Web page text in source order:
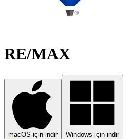
RE/MAX
macOS için indir Windows için indir